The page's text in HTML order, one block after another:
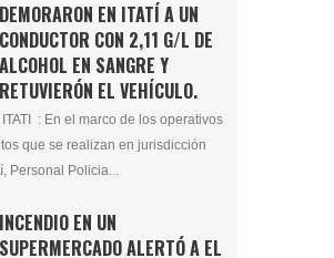
DEMORARON EN ITATÍ A UN
CONDUCTOR CON 2,11 G/L DE
ALCOHOL EN SANGRE Y
RETUVIERÓN EL VEHÍCULO.
ITATI : En el marco de los operativos
que se realizan en jurisdicción
Personal Policia...
INCENDIO EN UN
SUPERMERCADO ALERTÓ A EL